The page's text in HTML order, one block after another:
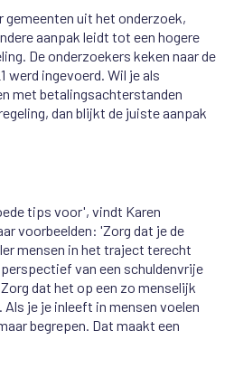
gemeenten uit het onderzoek,
aanpak leidt tot een hogere
De onderzoekers keken naar de
werd ingevoerd. Wil je als
met betalingsachterstanden
dan blijkt de juiste aanpak
tips voor', vindt Karen
voorbeelden: 'Zorg dat je de
mensen in het traject terecht
van een schuldenvrije
dat het op een zo menselijk
je je inleeft in mensen voelen
begrepen. Dat maakt een